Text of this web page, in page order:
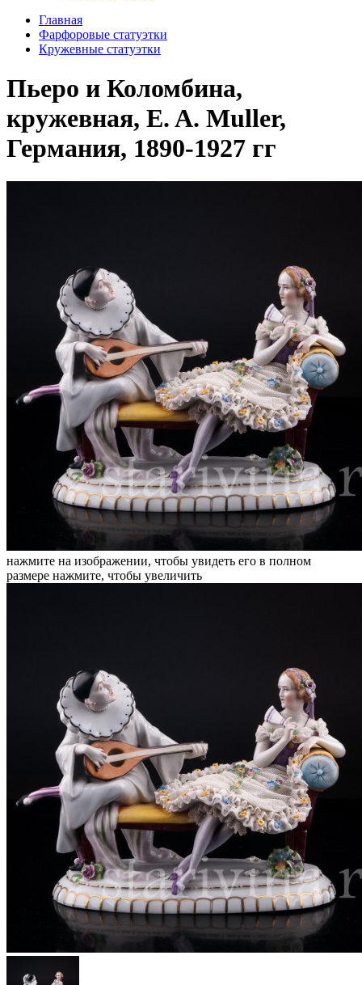
Главная
Фарфоровые статуэтки
Кружевные статуэтки
Пьеро и Коломбина,
кружевная, E. A. Muller,
Германия, 1890-1927 гг
нажмите на изображении, чтобы увидеть его в полном
размере нажмите, чтобы увеличить